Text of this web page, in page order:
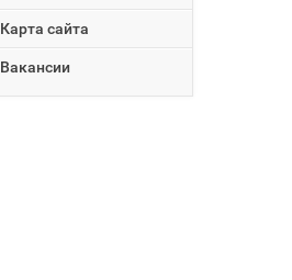
Карта сайта
Вакансии